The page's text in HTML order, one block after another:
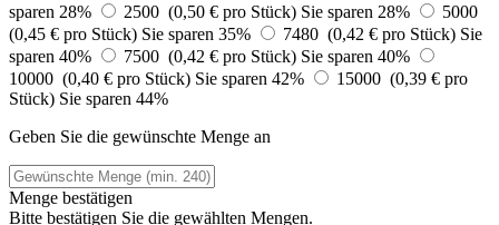
sparen 28%
2500 (0,50 € pro Stück) Sie sparen 28%
5000
(0,45 € pro Stück) Sie sparen 35% 7480 (0,42 € pro Stück) Sie
sparen 40%
7500 (0,42 € pro Stück) Sie sparen 40%
10000 (0,40 € pro Stück) Sie sparen 42%
15000 (0,39 € pro
Stück) Sie sparen 44%
Geben Sie die gewünschte Menge an
Menge bestätigen
Bitte bestätigen Sie die gewählten Mengen.